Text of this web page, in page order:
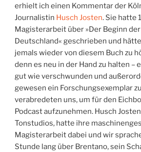
erhielt ich einen Kommentar der
Journalistin Husch Josten. Sie hatte
Magisterarbeit über »Der Beginn
Deutschland« geschrieben und
jemals wieder von diesem Buch zu
denn es neu in der Hand zu halten –
gut wie verschwunden und
gewesen ein Forschungsexemplar
verabredeten uns, um für den
Podcast aufzunehmen. Husch
Tonstudios, hatte ihre
Magisterarbeit dabei und wir
Stunde lang über Brentano, sein